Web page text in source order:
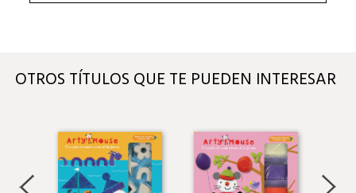
OTROS TÍTULOS QUE TE PUEDEN INTERESAR